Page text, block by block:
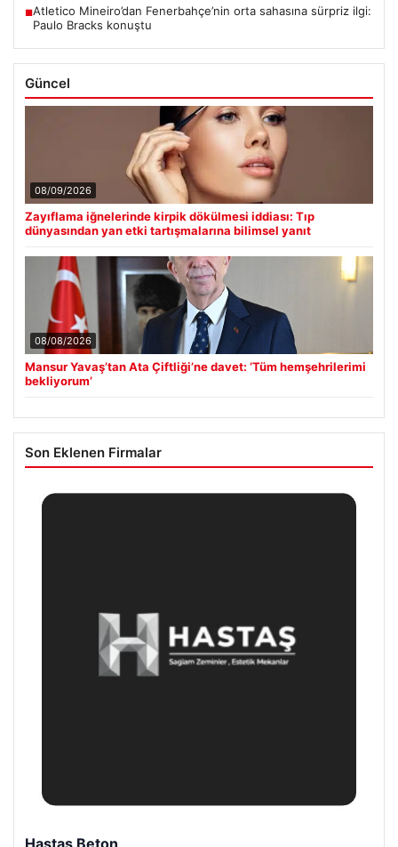
■Atletico Mineiro’dan Fenerbahçe’nin orta sahasına sürpriz ilgi:
Paulo Bracks konuştu
Güncel
08/09/2026
Zayıflama iğnelerinde kirpik dökülmesi iddiası: Tıp
dünyasından yan etki tartışmalarına bilimsel yanıt
08/08/2026
Mansur Yavaş’tan Ata Çiftliği’ne davet: ‘Tüm hemşehrilerimi
bekliyorum’
Son Eklenen Firmalar